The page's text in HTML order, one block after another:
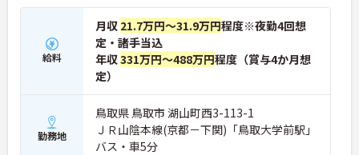
給料
月収 21.7万円～31.9万円程度※夜勤4回想
定・諸手当込
年収331万円～488万円程度（賞与4か月想
定）
勤務地
鳥取県 鳥取市 湖山町西3-113-1
ＪＲ山陰本線(京都－下関)「鳥取大学前駅」
バス・車5分